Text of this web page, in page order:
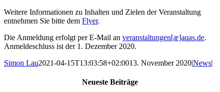
Weitere Informationen zu Inhalten und Zielen der Veranstaltung
entnehmen Sie bitte dem Flyer.
Die Anmeldung erfolgt per E-Mail an veranstaltungen[æ]aqas.de.
Anmeldeschluss ist der 1. Dezember 2020.
Simon Lau2021-04-15T13:03:58+02:0013. November 2020|News|
Neueste Beiträge